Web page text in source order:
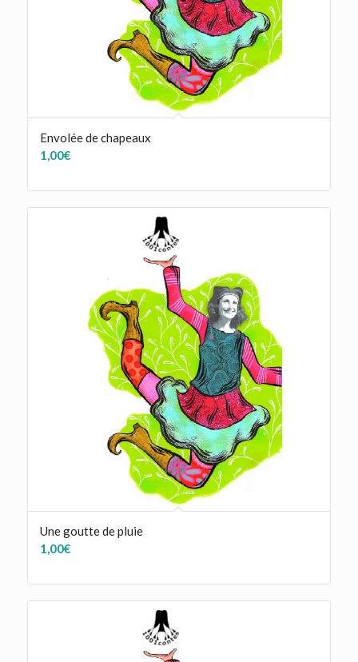
Envolée de chapeaux
1,00€
Une goutte de pluie
1,00€